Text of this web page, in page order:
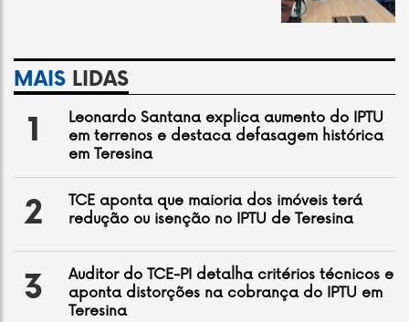
MAIS LIDAS
1
Leonardo Santana explica aumento do IPTU
em terrenos e destaca defasagem histórica
em Teresina
2
TCE aponta que maioria dos imóveis terá
redução ou isenção no IPTU de Teresina
3
Auditor do TCE-PI detalha critérios técnicos e
aponta distorções na cobrança do IPTU em
Teresina